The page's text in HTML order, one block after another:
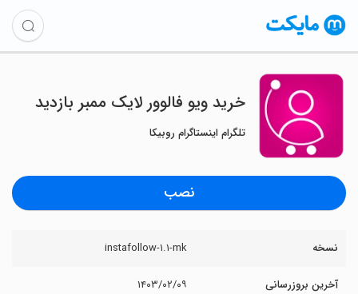
خرید ویو فالوور لایک ممبر بازدید
تلگرام اینستاگرام روبیکا
نصب
نسخه instafollow-۱.۱-mk
آخرین بروزرسانی ۱۴۰۳/۰۲/۰۹